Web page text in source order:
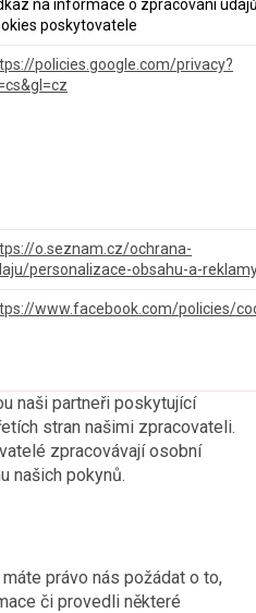
na informace o zpracování
poskytovatele
policies.google.com/privacy?
o.seznam.cz/ochrana-
personalizace-obsahu-a-
www.facebook.com/policies/
naši partneři poskytující
stran našimi zpracovateli.
zpracovávají osobní
našich pokynů.
právo nás požádat o to,
či provedli některé